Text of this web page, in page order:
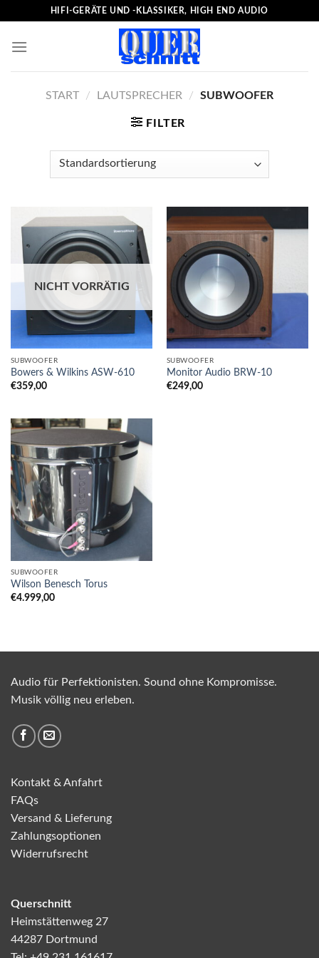
content
HIFI-GERÄTE UND -KLASSIKER, HIGH END AUDIO
START / LAUTSPRECHER / SUBWOOFER
FILTER
NICHT VORRÄTIG
SUBWOOFER
Bowers & Wilkins ASW-610
€359,00
SUBWOOFER
Monitor Audio BRW-10
€249,00
SUBWOOFER
Wilson Benesch Torus
€4.999,00
Audio für Perfektionisten. Sound ohne Kompromisse.
Musik völlig neu erleben.
Kontakt & Anfahrt
FAQs
Versand & Lieferung
Zahlungsoptionen
Widerrufsrecht
Querschnitt
Heimstättenweg 27
44287 Dortmund